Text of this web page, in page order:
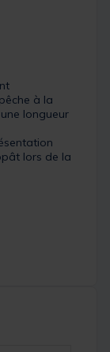
à la
longueur
lors de la